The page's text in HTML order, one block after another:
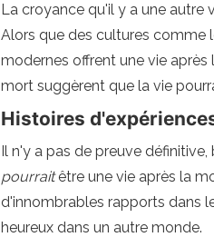
La croyance qu'il y a une autre
Alors que des cultures comme
modernes offrent une vie
mort suggèrent que la vie
Histoires
Il n'y a pas de preuve
pourraitêtre une vie après la
d'innombrables rapports dans
heureux dans un autre monde.